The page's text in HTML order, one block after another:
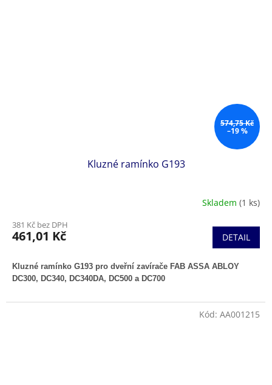
574,75 Kč
–19 %
Kluzné ramínko G193
Skladem (1 ks)
381 Kč bez DPH
461,01 Kč DETAIL
Kluzné ramínko G193 pro dveřní zavírače FAB ASSA ABLOY
DC300, DC340, DC340DA, DC500 a DC700
Kód: AA001215